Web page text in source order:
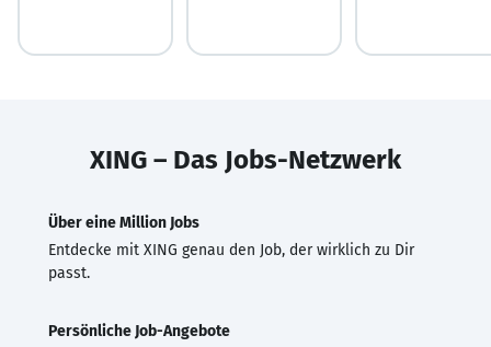
XING – Das Jobs-Netzwerk
Über eine Million Jobs
Entdecke mit XING genau den Job, der wirklich zu Dir
passt.
Persönliche Job-Angebote